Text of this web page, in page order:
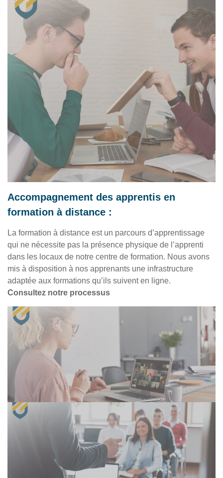
Accompagnement des apprentis en
formation à distance :
La formation à distance est un parcours d’apprentissage
qui ne nécessite pas la présence physique de l’apprenti
dans les locaux de notre centre de formation. Nous avons
mis à disposition à nos apprenants une infrastructure
adaptée aux formations qu’ils suivent en ligne.
Consultez notre processus